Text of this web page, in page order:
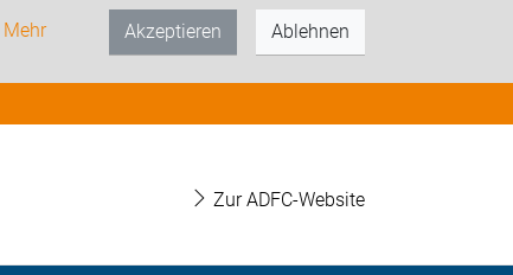
Mehr
Akzeptieren Ablehnen
Zur ADFC-Website